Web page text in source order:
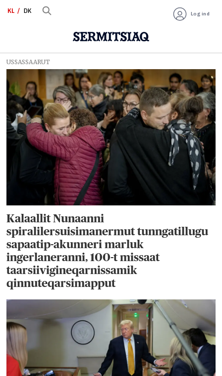
KL DK Log ind
Tag:
mette
frederiksen
USSASSAARUT
Kalaallit Nunaanni
spiralilersuisimanermut tunngatillugu
sapaatip-akunneri marluk
ingerlaneranni, 100-t missaat
taarsiivigineqarnissamik
qinnuteqarsimapput